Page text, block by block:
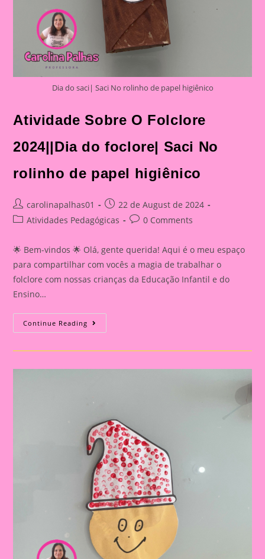
Dia do saci| Saci No rolinho de papel higiênico
Atividade Sobre O Folclore
2024||Dia do foclore| Saci No
rolinho de papel higiênico
Post
author:
carolinapalhas01
Post
published:
22 de August de 2024
PostAtividades Pedagógicas
Post0 Comments
🌟 Bem-vindos 🌟 Olá, gente querida! Aqui é o meu espaço
para compartilhar com vocês a magia de trabalhar o
folclore com nossas crianças da Educação Infantil e do
Ensino…
Continue Reading Atividade
Sobre
Folclore
Foclore|
De
Higiênico